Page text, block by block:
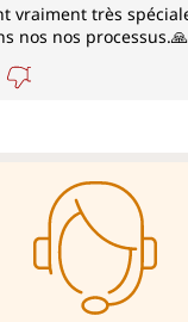
vraiment très
nos nos